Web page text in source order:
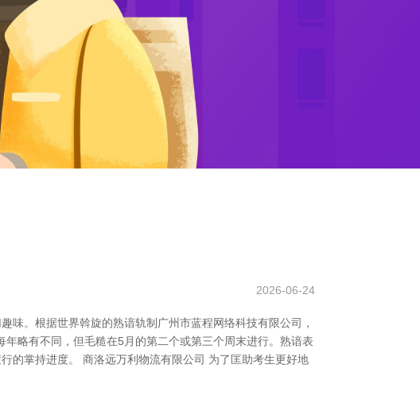
2026-06-24
味。根据世界斡旋的熟谙轨制广州市蓝程网络科技有限公司，
略有不同，但毛糙在5月的第二个或第三个周末进行。熟谙表
的掌持进度。 商洛远万利物流有限公司 为了匡助考生更好地